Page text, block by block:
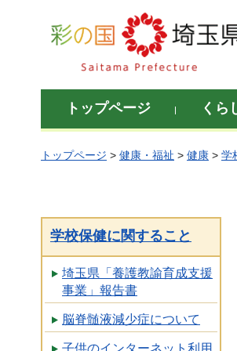
彩の国 埼玉県
トップページ くら
トップページ > 健康・福祉 > 健康 > 学
学校保健に関すること
埼玉県「養護教諭育成支援
事業」報告書
脳脊髄液減少症について
子供のインターネット利用